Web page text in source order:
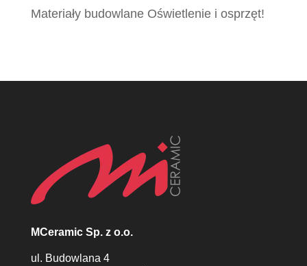
Materiały budowlane Oświetlenie i osprzęt!
MCeramic Sp. z o.o.
ul. Budowlana 4